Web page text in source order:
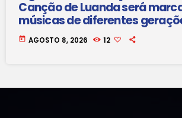
Canção de Luanda será
músicas de diferentes
today AGOSTO 8, 2026 12